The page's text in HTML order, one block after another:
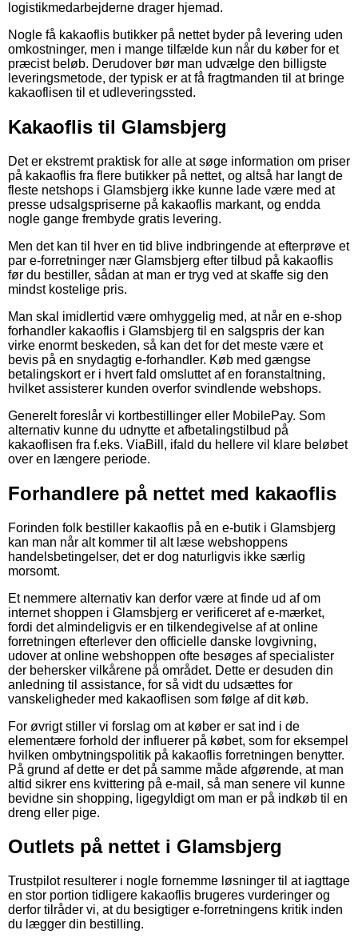
logistikmedarbejderne drager hjemad.
Nogle få kakaoflis butikker på nettet byder på levering uden
omkostninger, men i mange tilfælde kun når du køber for et
præcist beløb. Derudover bør man udvælge den billigste
leveringsmetode, der typisk er at få fragtmanden til at bringe
kakaoflisen til et udleveringssted.
Kakaoflis til Glamsbjerg
Det er ekstremt praktisk for alle at søge information om priser
på kakaoflis fra flere butikker på nettet, og altså har langt de
fleste netshops i Glamsbjerg ikke kunne lade være med at
presse udsalgspriserne på kakaoflis markant, og endda
nogle gange frembyde gratis levering.
Men det kan til hver en tid blive indbringende at efterprøve et
par e-forretninger nær Glamsbjerg efter tilbud på kakaoflis
før du bestiller, sådan at man er tryg ved at skaffe sig den
mindst kostelige pris.
Man skal imidlertid være omhyggelig med, at når en e-shop
forhandler kakaoflis i Glamsbjerg til en salgspris der kan
virke enormt beskeden, så kan det for det meste være et
bevis på en snydagtig e-forhandler. Køb med gængse
betalingskort er i hvert fald omsluttet af en foranstaltning,
hvilket assisterer kunden overfor svindlende webshops.
Generelt foreslår vi kortbestillinger eller MobilePay. Som
alternativ kunne du udnytte et afbetalingstilbud på
kakaoflisen fra f.eks. ViaBill, ifald du hellere vil klare beløbet
over en længere periode.
Forhandlere på nettet med kakaoflis
Forinden folk bestiller kakaoflis på en e-butik i Glamsbjerg
kan man når alt kommer til alt læse webshoppens
handelsbetingelser, det er dog naturligvis ikke særlig
morsomt.
Et nemmere alternativ kan derfor være at finde ud af om
internet shoppen i Glamsbjerg er verificeret af e-mærket,
fordi det almindeligvis er en tilkendegivelse af at online
forretningen efterlever den officielle danske lovgivning,
udover at online webshoppen ofte besøges af specialister
der behersker vilkårene på området. Dette er desuden din
anledning til assistance, for så vidt du udsættes for
vanskeligheder med kakaoflisen som følge af dit køb.
For øvrigt stiller vi forslag om at køber er sat ind i de
elementære forhold der influerer på købet, som for eksempel
hvilken ombytningspolitik på kakaoflis forretningen benytter.
På grund af dette er det på samme måde afgørende, at man
altid sikrer ens kvittering på e-mail, så man senere vil kunne
bevidne sin shopping, ligegyldigt om man er på indkøb til en
dreng eller pige.
Outlets på nettet i Glamsbjerg
Trustpilot resulterer i nogle fornemme løsninger til at iagttage
en stor portion tidligere kakaoflis brugeres vurderinger og
derfor tilråder vi, at du besigtiger e-forretningens kritik inden
du lægger din bestilling.